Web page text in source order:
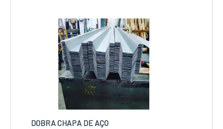
significa, por exemplo, que o equipamento
responsável pela gravação e corte de
materiais devem também oferecer manejo
DOBRA CHAPA DE AÇO